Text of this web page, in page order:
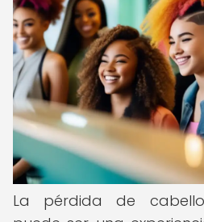
La pérdida de